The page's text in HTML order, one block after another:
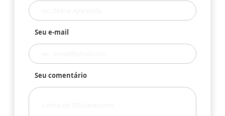
Seu e-mail
Seu comentário